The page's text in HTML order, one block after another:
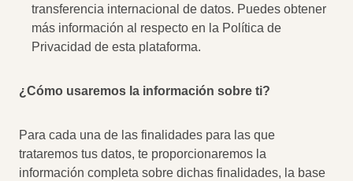
transferencia internacional de datos. Puedes obtener
más información al respecto en la Política de
Privacidad de esta plataforma.
¿Cómo usaremos la información sobre ti?
Para cada una de las finalidades para las que
trataremos tus datos, te proporcionaremos la
información completa sobre dichas finalidades, la base